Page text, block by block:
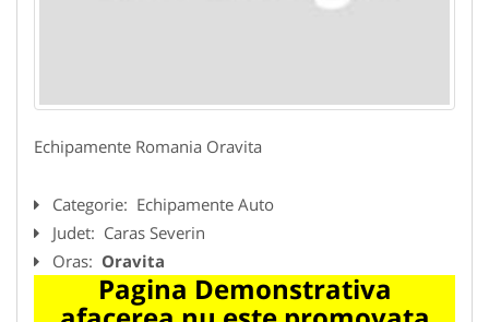
Echipamente Romania Oravita
Categorie: Echipamente Auto
Judet: Caras Severin
Oras: Oravita
Pagina Demonstrativa